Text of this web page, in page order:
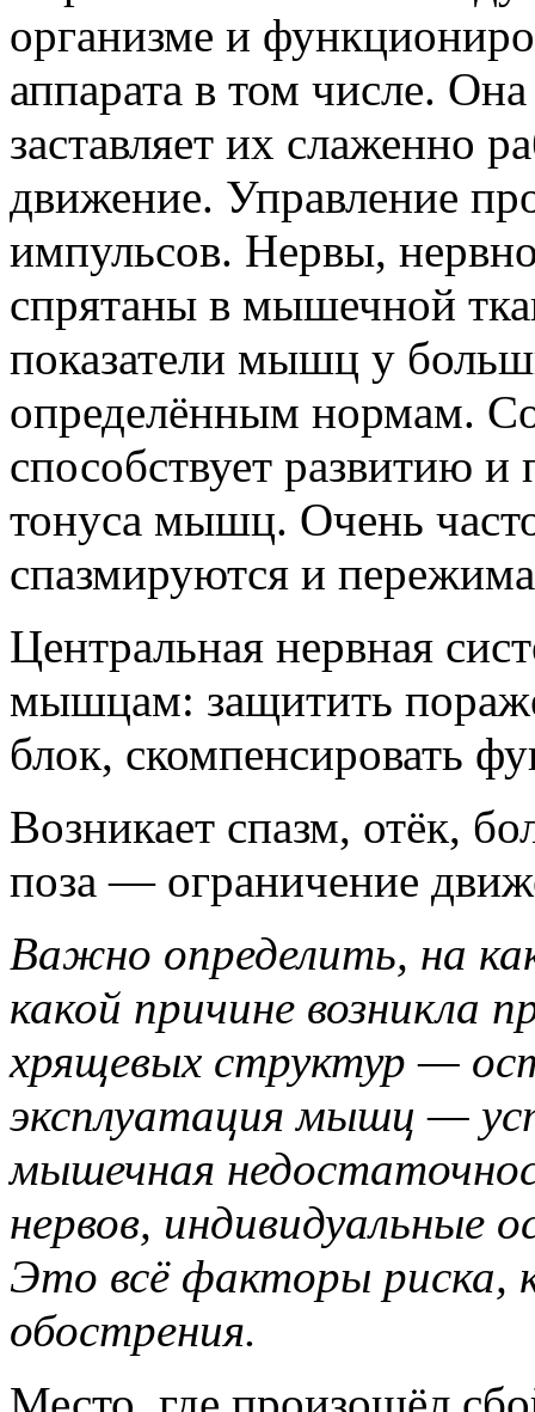
организме и
аппарата в том числе.
заставляет их слаженно
движение. Управление
импульсов. Нервы,
спрятаны в мышечной
показатели мышц у
определённым нормам.
способствует развитию
тонуса мышц. Очень
спазмируются и
Центральная нервная
мышцам: защитить
блок, скомпенсировать
Возникает спазм, отёк,
поза — ограничение
Важно определить, на
какой причине возникла
хрящевых структур —
эксплуатация мышц —
мышечная
нервов, индивидуальные
Это всё факторы риска,
обострения.